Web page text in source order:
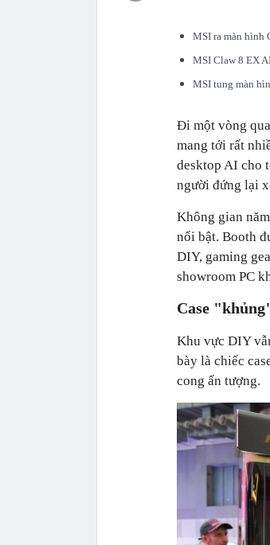
MSI ra màn hình
MSI Claw 8 EX
MSI tung màn
Đi một vòng
mang tới rất
desktop AI cho
người đứng lại
Không gian
nổi bật. Booth
DIY, gaming
showroom PC
Case
Khu vực DIY
bày là chiếc
cong ấn tượng.